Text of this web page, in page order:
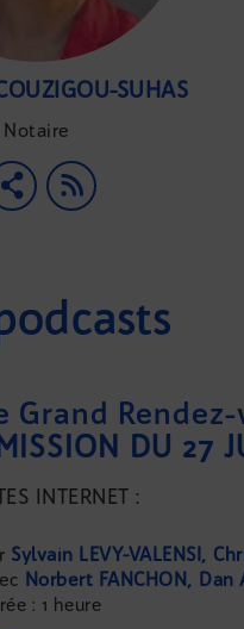
SUHAS
Notaire
Grand
DU 27
INTERNET :
Sylvain LEVY-VALENSI
Norbert FANCHON
Dan
: 1 heure